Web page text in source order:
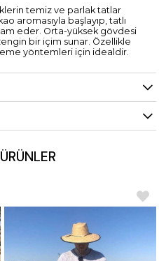
temiz ve parlak tatlar
aromasıyla başlayıp, tatlı
eder. Orta-yüksek gövdesi
bir içim sunar. Özellikle
yöntemleri için idealdir.
deneyimlemek
bir seçenektir.